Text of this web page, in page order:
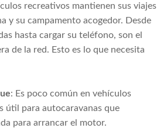
recreativos mantienen sus viajes
y su campamento acogedor. Desde
hasta cargar su teléfono, son el
de la red. Esto es lo que necesita
: Es poco común en vehículos
útil para autocaravanas que
para arrancar el motor.